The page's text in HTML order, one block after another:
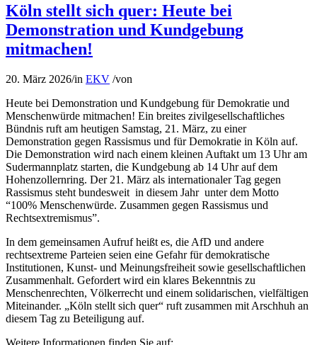
Köln stellt sich quer: Heute bei
Demonstration und Kundgebung
mitmachen!
20. März 2026/in EKV /von
Heute bei Demonstration und Kundgebung für Demokratie und
Menschenwürde mitmachen! Ein breites zivilgesellschaftliches
Bündnis ruft am heutigen Samstag, 21. März, zu einer
Demonstration gegen Rassismus und für Demokratie in Köln auf.
Die Demonstration wird nach einem kleinen Auftakt um 13 Uhr am
Sudermannplatz starten, die Kundgebung ab 14 Uhr auf dem
Hohenzollernring. Der 21. März als internationaler Tag gegen
Rassismus steht bundesweit in diesem Jahr unter dem Motto
“100% Menschenwürde. Zusammen gegen Rassismus und
Rechtsextremismus”.
In dem gemeinsamen Aufruf heißt es, die AfD und andere
rechtsextreme Parteien seien eine Gefahr für demokratische
Institutionen, Kunst- und Meinungsfreiheit sowie gesellschaftlichen
Zusammenhalt. Gefordert wird ein klares Bekenntnis zu
Menschenrechten, Völkerrecht und einem solidarischen, vielfältigen
Miteinander. „Köln stellt sich quer“ ruft zusammen mit Arschhuh an
diesem Tag zu Beteiligung auf.
Weitere Informationen finden Sie auf: